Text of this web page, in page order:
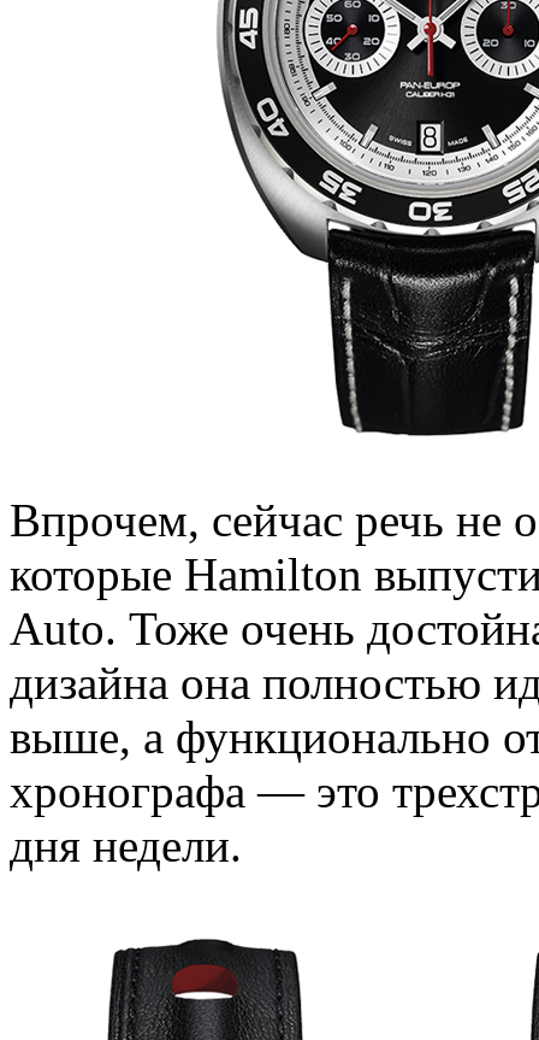
Впрочем, сейчас речь не
которые Hamilton
Auto. Тоже очень
дизайна она полностью
выше, а функционально
хронографа — это
дня недели.